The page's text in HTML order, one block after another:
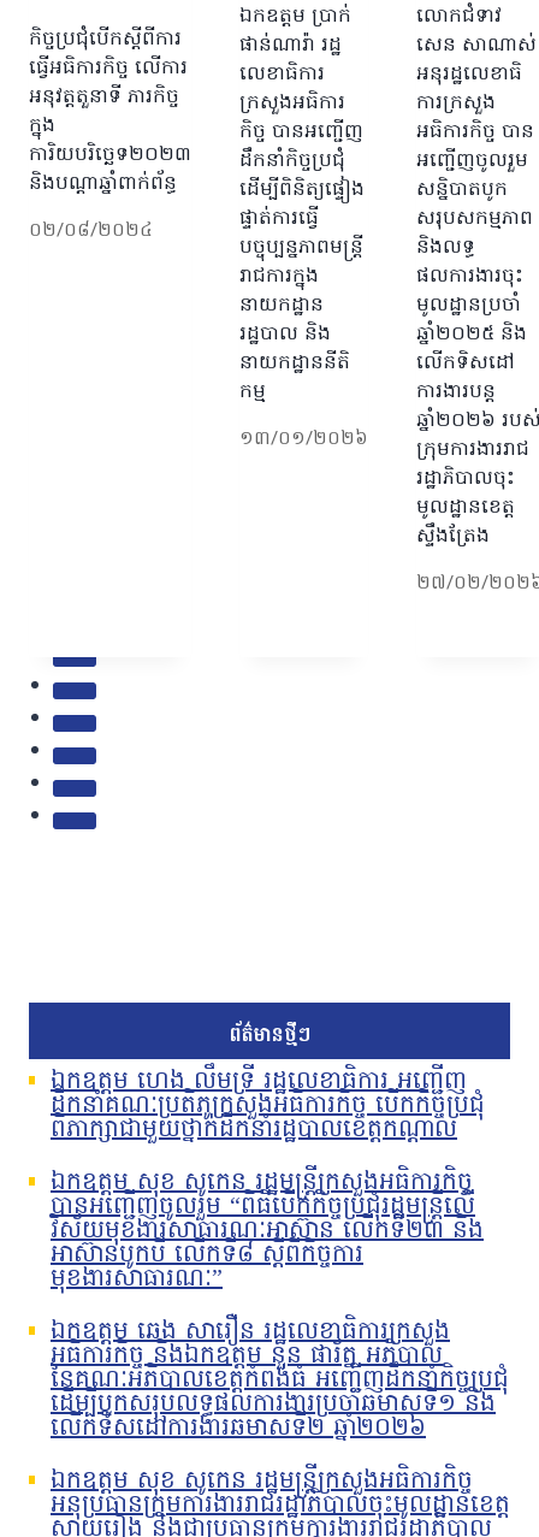
កិច្ចប្រជុំបេីកស្តីពីការ
ធ្វេីអធិការកិច្ច​ ​លេីការ
អនុវត្តតួនាទី​ ភារកិច្ច​
ក្នុង
ការិយបរិច្ឆេទ២០២៣​
និងបណ្តាឆ្នាំពាក់ព័ន្ធ
០២/០៨/២០២៤
ឯកឧត្តម ប្រាក់
ផាន់ណារ៉ា រដ្ឋ
លេខាធិការ
ក្រសួងអធិការ
កិច្ច បានអញ្ជើញ
ដឹកនាំកិច្ចប្រជុំ
ដើម្បីពិនិត្យផ្ទៀង
ផ្ទាត់ការធ្វើ
បច្ចុប្បន្នភាពមន្ត្រី
រាជការក្នុង
នាយកដ្ឋាន
រដ្ឋបាល និង
នាយកដ្ឋាននីតិ
កម្ម
១៣/០១/២០២៦
លោកជំទាវ
សេន សាណាស់
អនុរដ្ឋលេខាធិ
ការក្រសួង
អធិការកិច្ច បាន
អញ្ជើញចូលរួម
សន្និបាតបូក
សរុបសកម្មភាព
និងលទ្ធ
ផលការងារចុះ
មូលដ្ឋានប្រចាំ
ឆ្នាំ២០២៥ និង
លើកទិសដៅ
ការងារបន្ត
ឆ្នាំ២០២៦ រប
ក្រុមការងាររាជ
រដ្ឋាភិបាលចុះ
មូលដ្ឋានខេត្ត
ស្ទឹងត្រែង
២៧/០២/២០២
ព័ត៌មានថ្មីៗ
ឯកឧត្តម ហេង លឹមទ្រី រដ្ឋលេខាធិការ អញ្ជើញ
ដឹកនាំគណៈប្រតិភូក្រសួងអធិការកិច្ច បើកកិច្ចប្រជុំ
ពិភាក្សាជាមួយថ្នាក់ដឹកនាំរដ្ឋបាលខេត្តកណ្តាល
ឯកឧត្តម សុខ សូកេន រដ្ឋមន្រ្តីក្រសួងអធិការកិច្ច
បានអញ្ជើញចូលរួម “ពិធីបើកកិច្ចប្រជុំរដ្ឋមន្ត្រីលើ
វិស័យមុខងារសាធារណៈអាស៊ាន លើកទី២៣ និង
អាស៊ានបូកបី លើកទី៨ ស្តីពីកិច្ចការ
មុខងារសាធារណៈ”
ឯកឧត្តម ឆេង សារឿន រដ្ឋលេខាធិការក្រសួង
អធិការកិច្ច និងឯកឧត្តម នួន ផារ័ត្ន អភិបាល
នៃគណៈអភិបាលខេត្តកំពង់ធំ អញ្ជើញដឹកនាំកិច្ចប្រជុំ
ដើម្បីបូកសរុបលទ្ធផលការងារប្រចាំឆមាសទី១ និង
លើកទិសដៅការងារឆមាសទី២ ឆ្នាំ២០២៦
ឯកឧត្តម សុខ សូកេន រដ្ឋមន្រ្តីក្រសួងអធិការកិច្ច
អនុប្រធានក្រុមការងាររាជរដ្ឋាភិបាលចុះមូលដ្ឋានខេត្ត